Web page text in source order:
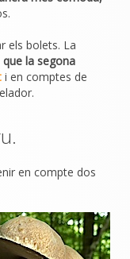
els bolets. La
la segona
i en comptes de
en compte dos